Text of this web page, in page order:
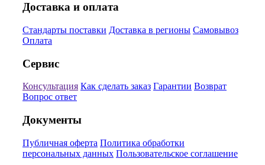
Доставка и оплата
Стандарты поставки Доставка в регионы Самовывоз
Оплата
Сервис
Консультация Как сделать заказ Гарантии Возврат
Вопрос ответ
Документы
Публичная оферта Политика обработки
персональных данных Пользовательское соглашение